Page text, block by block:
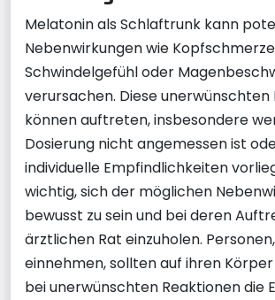
Melatonin als Schlaftrunk kann
Nebenwirkungen wie
Schwindelgefühl oder
verursachen. Diese unerwünschten
können auftreten, insbesondere
Dosierung nicht angemessen ist
individuelle Empfindlichkeiten
wichtig, sich der möglichen
bewusst zu sein und bei deren
ärztlichen Rat einzuholen.
einnehmen, sollten auf ihren
bei unerwünschten Reaktionen die